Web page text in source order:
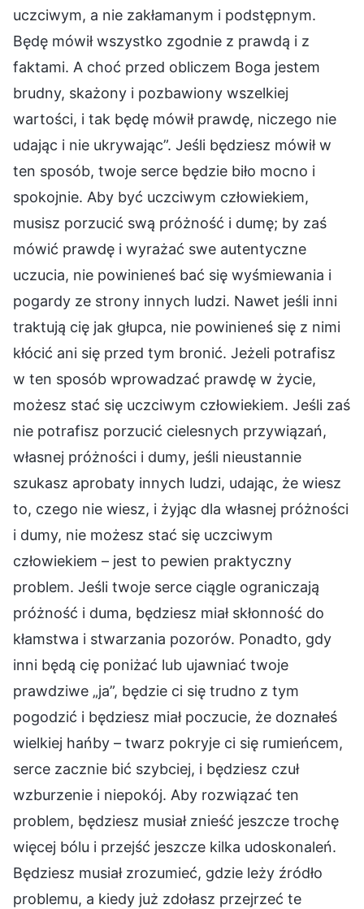
uczciwym, a nie zakłamanym i podstępnym.
Będę mówił wszystko zgodnie z prawdą i z
faktami. A choć przed obliczem Boga jestem
brudny, skażony i pozbawiony wszelkiej
wartości, i tak będę mówił prawdę, niczego nie
udając i nie ukrywając”. Jeśli będziesz mówił w
ten sposób, twoje serce będzie biło mocno i
spokojnie. Aby być uczciwym człowiekiem,
musisz porzucić swą próżność i dumę; by zaś
mówić prawdę i wyrażać swe autentyczne
uczucia, nie powinieneś bać się wyśmiewania i
pogardy ze strony innych ludzi. Nawet jeśli inni
traktują cię jak głupca, nie powinieneś się z nimi
kłócić ani się przed tym bronić. Jeżeli potrafisz
w ten sposób wprowadzać prawdę w życie,
możesz stać się uczciwym człowiekiem. Jeśli zaś
nie potrafisz porzucić cielesnych przywiązań,
własnej próżności i dumy, jeśli nieustannie
szukasz aprobaty innych ludzi, udając, że wiesz
to, czego nie wiesz, i żyjąc dla własnej próżności
i dumy, nie możesz stać się uczciwym
człowiekiem – jest to pewien praktyczny
problem. Jeśli twoje serce ciągle ograniczają
próżność i duma, będziesz miał skłonność do
kłamstwa i stwarzania pozorów. Ponadto, gdy
inni będą cię poniżać lub ujawniać twoje
prawdziwe „ja”, będzie ci się trudno z tym
pogodzić i będziesz miał poczucie, że doznałeś
wielkiej hańby – twarz pokryje ci się rumieńcem,
serce zacznie bić szybciej, i będziesz czuł
wzburzenie i niepokój. Aby rozwiązać ten
problem, będziesz musiał znieść jeszcze trochę
więcej bólu i przejść jeszcze kilka udoskonaleń.
Będziesz musiał zrozumieć, gdzie leży źródło
problemu, a kiedy już zdołasz przejrzeć te